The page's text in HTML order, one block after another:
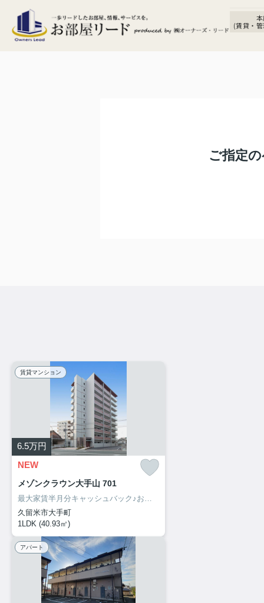
(賃貸・
ご指定
賃貸マンション
6.5万円
NEW
メゾンクラウン大手山 701
最大家賃半月分キャッシュバック♪お部屋探しは、お部屋リード！
久留米市大手町
1LDK (40.93㎡)
アパート